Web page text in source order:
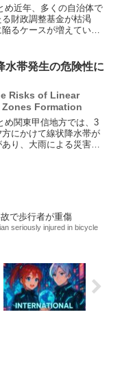
め近年、多くの自治体で
る財政調整基金が枯渇
るケースが増えていま
ビスの大幅な削減を余
す。しか...
水帯発生の危険性に
Risks of Linear
Formation
め関東甲信地方では、3
方にかけて線状降水帯が
り、大雨による災害の
で歩行者が重傷
seriously injured in bicycle